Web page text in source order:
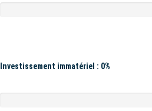
Investissement immatériel : 0%